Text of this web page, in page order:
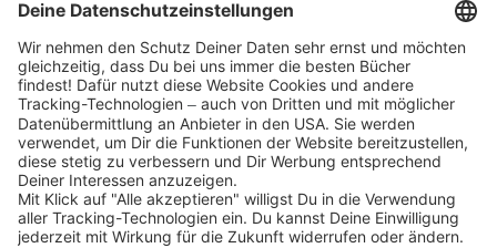
Partnerprogramm (Affiliate)
Folge uns auf
* Versandkostenfrei ab 9,00 € Bestellwert innerhalb